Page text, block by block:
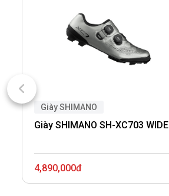
Giày SHIMANO
Giày SHIMANO SH-XC703 WIDE
4,890,000đ